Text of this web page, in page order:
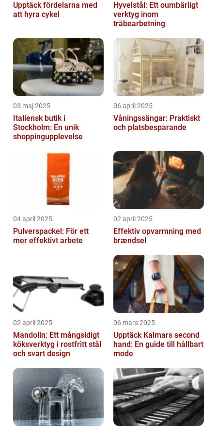
Upptäck fördelarna med
att hyra cykel
Hyvelstål: Ett oumbärligt
verktyg inom
träbearbetning
03 maj 2025
Italiensk butik i
Stockholm: En unik
shoppingupplevelse
06 april 2025
Våningssängar: Praktiskt
och platsbesparande
04 april 2025
Pulverspackel: För ett
mer effektivt arbete
02 april 2025
Effektiv opvarmning med
brændsel
02 april 2025
Mandolin: Ett mångsidigt
köksverktyg i rostfritt stål
och svart design
06 mars 2025
Upptäck Kalmars second
hand: En guide till hållbart
mode